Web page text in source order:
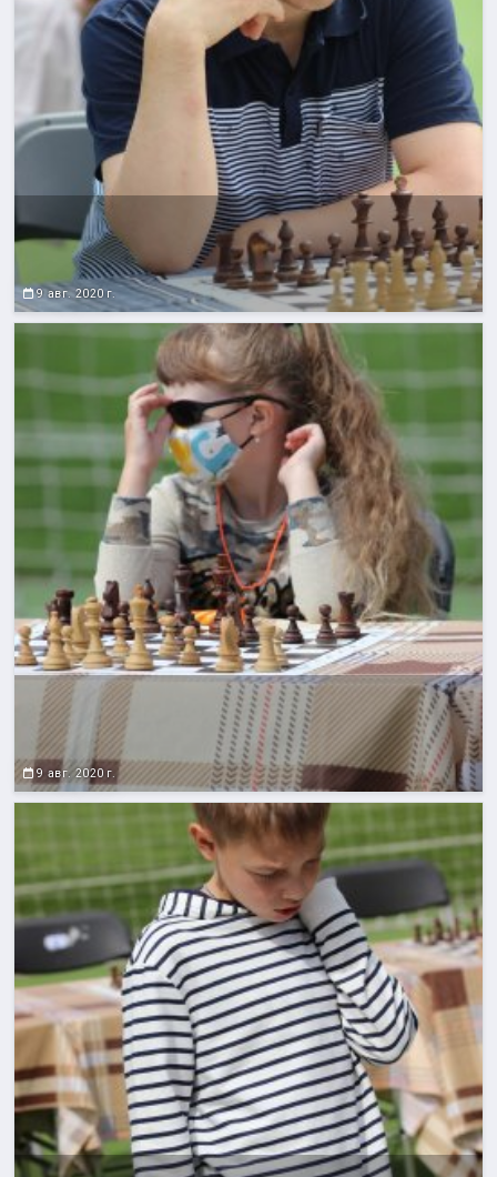
9 авг. 2020 г.
9 авг. 2020 г.